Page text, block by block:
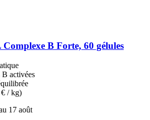
Complexe B Forte, 60 gélules
activées
/ kg)
17 août